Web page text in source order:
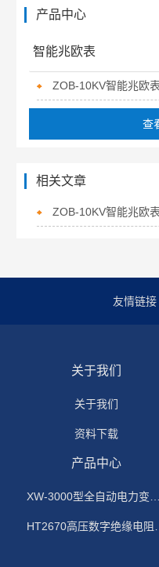
产品中心
智能兆欧表
ZOB-10KV智能兆欧表
查
相关文章
ZOB-10KV智能兆欧
友情链接
关于我们
关于我们
资料下载
产品中心